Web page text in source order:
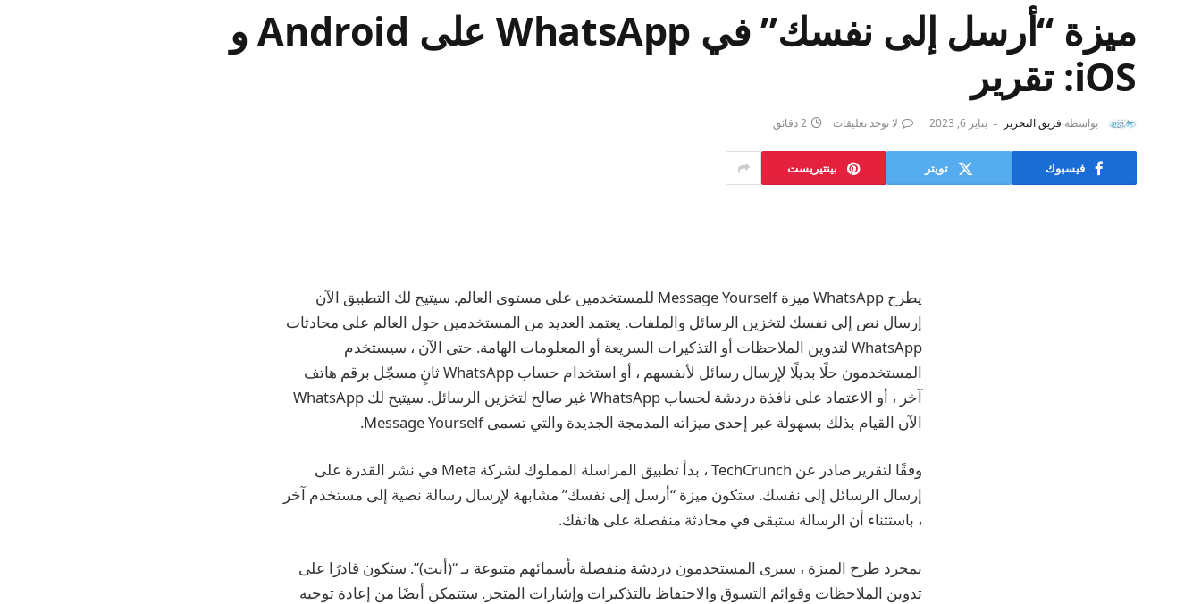
ميزة “أرسل إلى نفسك” في WhatsApp على Android و
iOS: تقرير
بواسطة فريق التحرير يناير 6, 2023 لا توجد تعليقات 2 دقائق
فيسبوك تويتر بينتيريست
يطرح WhatsApp ميزة Message Yourself للمستخدمين على مستوى العالم. سيتيح لك التطبيق الآن
إرسال نص إلى نفسك لتخزين الرسائل والملفات. يعتمد العديد من المستخدمين حول العالم على محادثات
WhatsApp لتدوين الملاحظات أو التذكيرات السريعة أو المعلومات الهامة. حتى الآن ، سيستخدم
المستخدمون حلًا بديلًا لإرسال رسائل لأنفسهم ، أو استخدام حساب WhatsApp ثانٍ مسجّل برقم هاتف
آخر ، أو الاعتماد على نافذة دردشة لحساب WhatsApp غير صالح لتخزين الرسائل. سيتيح لك WhatsApp
الآن القيام بذلك بسهولة عبر إحدى ميزاته المدمجة الجديدة والتي تسمى Message Yourself.
وفقًا لتقرير صادر عن TechCrunch ، بدأ تطبيق المراسلة المملوك لشركة Meta في نشر القدرة على
إرسال الرسائل إلى نفسك. ستكون ميزة “أرسل إلى نفسك” مشابهة لإرسال رسالة نصية إلى مستخدم آخر
، باستثناء أن الرسالة ستبقى في محادثة منفصلة على هاتفك.
بمجرد طرح الميزة ، سيرى المستخدمون دردشة منفصلة بأسمائهم متبوعة بـ “(أنت)”. ستكون قادرًا على
تدوين الملاحظات وقوائم التسوق والاحتفاظ بالتذكيرات وإشارات المتجر. ستتمكن أيضًا من إعادة توجيه